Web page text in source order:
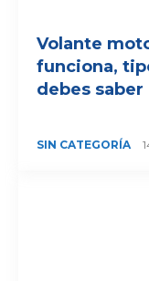
Volante
funciona,
debes saber
SIN CATEGORÍA